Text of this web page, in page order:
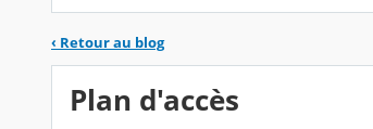
‹ Retour au blog
Plan d'accès